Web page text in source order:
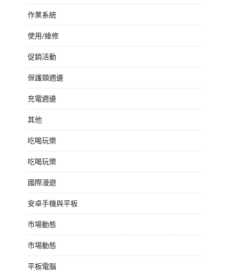
作業系統
使用/維修
促銷活動
保護類週邊
充電週邊
其他
吃喝玩樂
吃喝玩樂
國際漫遊
安卓手機與平板
市場動態
市場動態
平板電腦